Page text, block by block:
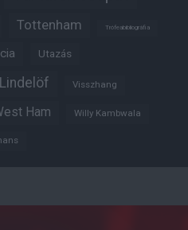
Tottenham Trófeabibliográfia
Utazás
Visszhang
Ham Willy Kambwala